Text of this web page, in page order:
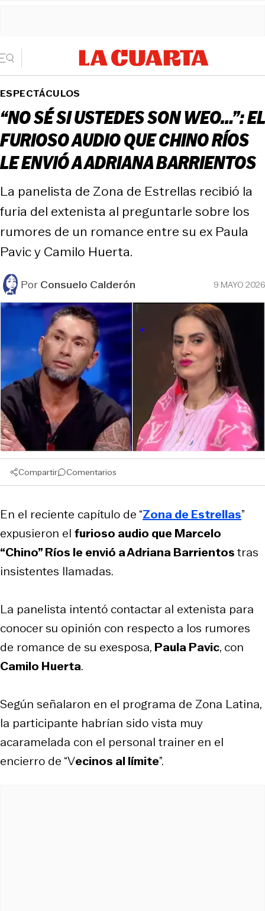
ESPECTÁCULOS
“NO SÉ SI USTEDES SON WEO…”: EL
FURIOSO AUDIO QUE CHINO RÍOS
LE ENVIÓ A ADRIANA BARRIENTOS
La panelista de Zona de Estrellas recibió la
furia del extenista al preguntarle sobre los
rumores de un romance entre su ex Paula
Pavic y Camilo Huerta.
PorConsuelo Calderón 9 MAYO 2026
Compartir Comentarios
En el reciente capítulo de “Zona de Estrellas”
expusieron el furioso audio que Marcelo
“Chino” Ríos le envió a Adriana Barrientostras
insistentes llamadas.
La panelista intentó contactar al extenista para
conocer su opinión con respecto a los rumores
de romance de su exesposa, Paula Pavic, con
Camilo Huerta.
Según señalaron en el programa de Zona Latina,
la participante habrían sido vista muy
acaramelada con el personal trainer en el
encierro de “Vecinos al límite”.